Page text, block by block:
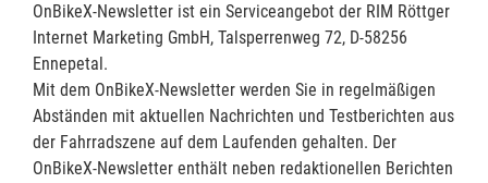
OnBikeX-Newsletter ist ein Serviceangebot der RIM Röttger
Internet Marketing GmbH, Talsperrenweg 72, D-58256
Ennepetal.
Mit dem OnBikeX-Newsletter werden Sie in regelmäßigen
Abständen mit aktuellen Nachrichten und Testberichten aus
der Fahrradszene auf dem Laufenden gehalten. Der
OnBikeX-Newsletter enthält neben redaktionellen Berichten